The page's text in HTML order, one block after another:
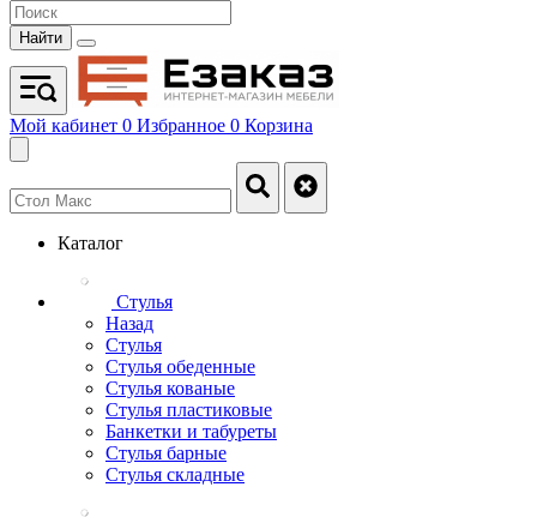
Найти
Мой кабинет 0 Избранное 0 Корзина
Каталог
Стулья
Назад
Стулья
Стулья обеденные
Стулья кованые
Стулья пластиковые
Банкетки и табуреты
Стулья барные
Стулья складные